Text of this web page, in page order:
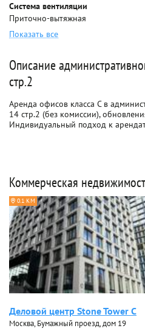
Система вентиляции
Приточно-вытяжная
Показать все
Описание
стр.2
Аренда офисов класса C в
14 стр.2 (без комиссии),
Индивидуальный подход к
Коммерческая
0.1 КМ
Деловой центр Stone Tower С
Москва, Бумажный проезд, дом 19